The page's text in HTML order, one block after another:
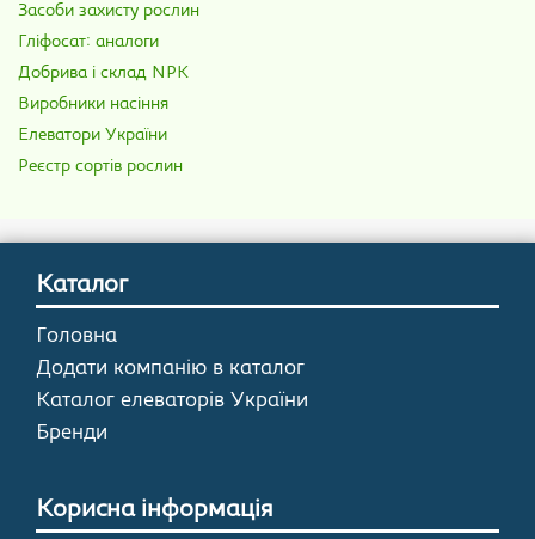
Засоби захисту рослин
Гліфосат: аналоги
Добрива і склад NPK
Виробники насіння
Елеватори України
Реєстр сортів рослин
Каталог
Головна
Додати компанію в каталог
Каталог елеваторів України
Бренди
Корисна інформація